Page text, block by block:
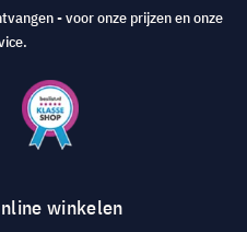
- voor onze prijzen en onze
winkelen